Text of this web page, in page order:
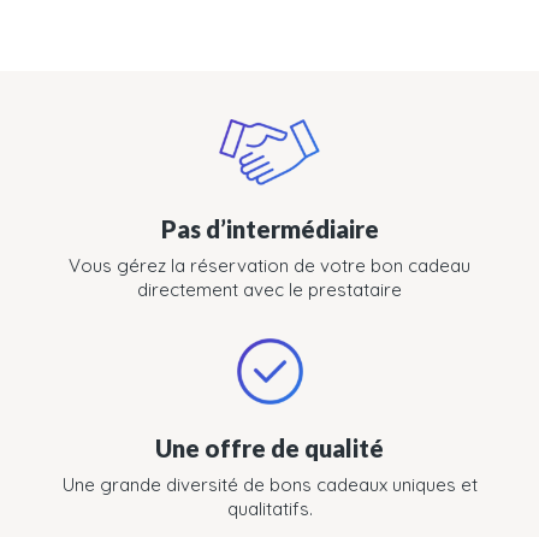
Pas d’intermédiaire
Vous gérez la réservation de votre bon cadeau
directement avec le prestataire
Une offre de qualité
Une grande diversité de bons cadeaux uniques et
qualitatifs.